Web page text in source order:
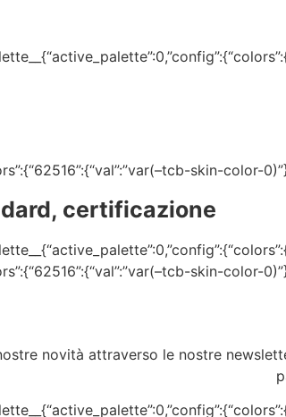
skin-color-
certificazione
skin-color-
novità attraverso le nostre